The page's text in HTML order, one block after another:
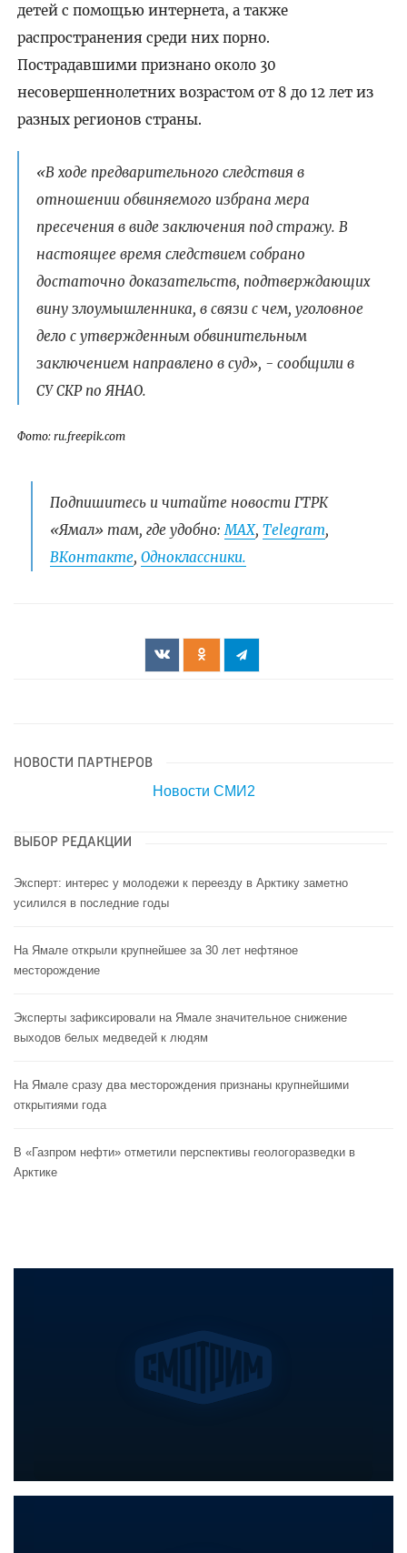
детей с помощью интернета, а также
распространения среди них порно.
Пострадавшими признано около 30
несовершеннолетних возрастом от 8 до 12 лет из
разных регионов страны.
«В ходе предварительного следствия в
отношении обвиняемого избрана мера
пресечения в виде заключения под стражу. В
настоящее время следствием собрано
достаточно доказательств, подтверждающих
вину злоумышленника, в связи с чем, уголовное
дело с утвержденным обвинительным
заключением направлено в суд», - сообщили в
СУ СКР по ЯНАО.
Фото: ru.freepik.com
Подпишитесь и читайте новости ГТРК
«Ямал» там, где удобно:МАХ, Telegram,
ВКонтакте, Одноклассники.
НОВОСТИ ПАРТНЕРОВ
Новости СМИ2
ВЫБОР РЕДАКЦИИ
Эксперт: интерес у молодежи к переезду в Арктику заметно
усилился в последние годы
На Ямале открыли крупнейшее за 30 лет нефтяное
месторождение
Эксперты зафиксировали на Ямале значительное снижение
выходов белых медведей к людям
На Ямале сразу два месторождения признаны крупнейшими
открытиями года
В «Газпром нефти» отметили перспективы геологоразведки в
Арктике